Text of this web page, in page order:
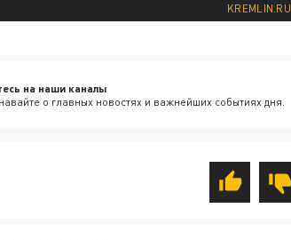
KREMLIN.RU
на наши каналы
о главных новостях и важнейших событиях дня.